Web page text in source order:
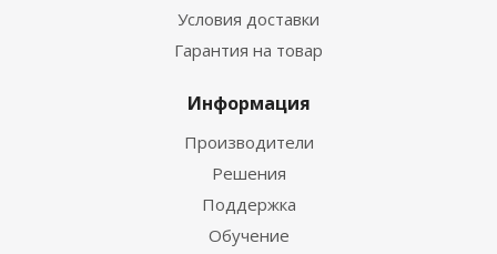
Условия доставки
Гарантия на товар
Информация
Производители
Решения
Поддержка
Обучение